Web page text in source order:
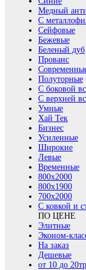
Медный
С
Сейфовые
Бежевые
Беленый дуб
Прованс
Полуторные
С боковой
С верхней
Умные
Хай Тек
Бизнес
Усиленные
Широкие
Левые
Временные
800х2000
800x1900
700x2000
С ковкой и
ПО ЦЕНЕ
Элитные
Эконом-
На заказ
Дешевые
от 10 до 20тр